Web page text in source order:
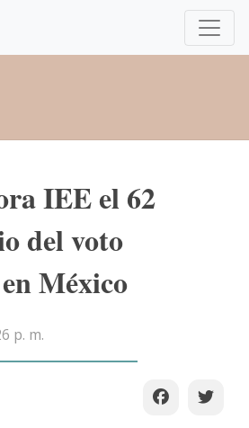
IEE el 62
del voto
México
p. m.